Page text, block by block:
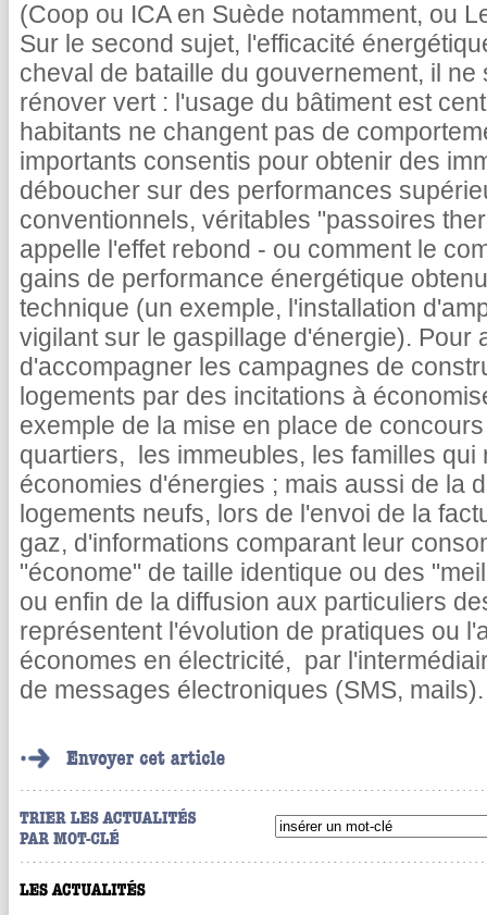
(Coop ou ICA en Suède notamment, ou
Sur le second sujet, l'efficacité
cheval de bataille du gouvernement, il
rénover vert : l'usage du bâtiment est
habitants ne changent pas de
importants consentis pour obtenir des
déboucher sur des performances
conventionnels, véritables "passoires
appelle l'effet rebond - ou comment le
gains de performance énergétique
technique (un exemple, l'installation
vigilant sur le gaspillage d'énergie). Pour
d'accompagner les campagnes de
logements par des incitations à
exemple de la mise en place de
quartiers, les immeubles, les familles qui
économies d'énergies ; mais aussi de la
logements neufs, lors de l'envoi de la
gaz, d'informations comparant leur
"économe" de taille identique ou des
ou enfin de la diffusion aux particuliers
représentent l'évolution de pratiques ou
économes en électricité, par
de messages électroniques (SMS, mails).